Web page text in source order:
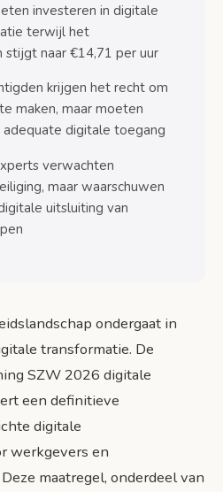
persoonlijke gegevens en
stap aanvraagprocedure
actiepunten voor werkgevers
investeren in digitale
terwijl het
stijgt naar €14,71 per uur
krijgen het recht om
maken, maar moeten
adequate digitale toegang
verwachten
maar waarschuwen
uitsluiting van
ondergaat in
transformatie. De
SZW 2026 digitale
een definitieve
digitale
werkgevers en
maatregel, onderdeel van